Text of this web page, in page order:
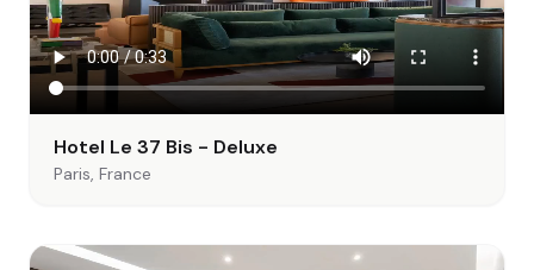
Hotel Le 37 Bis - Deluxe
Paris, France